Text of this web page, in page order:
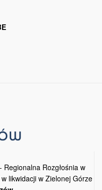
Rozgłośnia w
likwidacji w Zielonej Górze